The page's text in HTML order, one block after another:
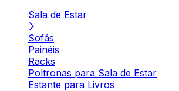
Sala de Estar
Sofás
Painéis
Racks
Poltronas para Sala de Estar
Estante para Livros